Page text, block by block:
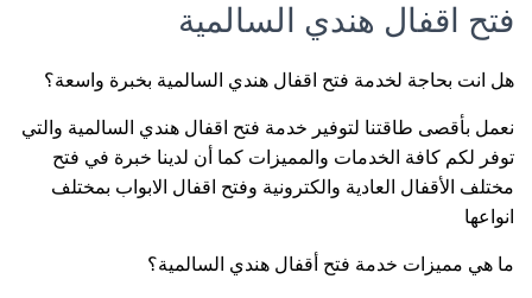
فتح اقفال هندي السالمية
هل انت بحاجة لخدمة فتح اقفال هندي السالمية بخبرة واسعة؟
نعمل بأقصى طاقتنا لتوفير خدمة فتح اقفال هندي السالمية والتي
توفر لكم كافة الخدمات والمميزات كما أن لدينا خبرة في فتح
مختلف الأقفال العادية والكترونية وفتح اقفال الابواب بمختلف
انواعها
ما هي مميزات خدمة فتح أقفال هندي السالمية؟